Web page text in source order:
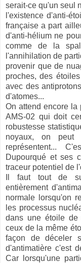
serait-ce qu'un seul
l'existence d'anti-
française a part
d'anti-hélium ne
comme de la
l'annihilation de
provenir que de
proches, des
avec des
d'atomes...
On attend encore la
AMS-02 qui doit
robustesse
noyaux, on peut
représentent...
Dupourqué et ses
traceur potentiel de
Il faut tout de
entièrement
normale lorsqu'on
les processus
dans une étoile de
ceux de la même
façon de déceler
d'antimatière c'est
Car lorsqu'une